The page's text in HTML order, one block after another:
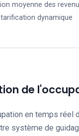
moyenne des
tarification dynamique
de
en temps réel
système de